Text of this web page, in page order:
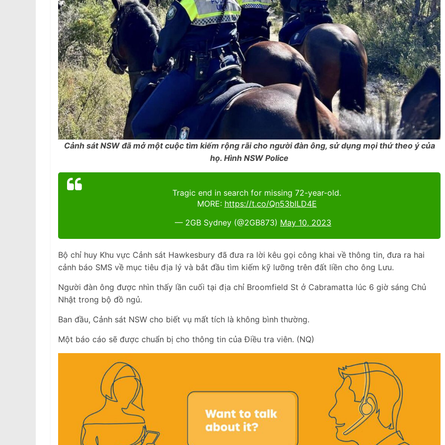
Cảnh sát NSW đã mở một cuộc tìm kiếm rộng rãi cho người đàn ông, sử dụng mọi thứ theo ý của
họ. Hình NSW Police
Tragic end in search for missing 72-year-old.
MORE: https://t.co/Qn53blLD4E
— 2GB Sydney (@2GB873) May 10, 2023
Bộ chỉ huy Khu vực Cảnh sát Hawkesbury đã đưa ra lời kêu gọi công khai về thông tin, đưa ra hai
cảnh báo SMS về mục tiêu địa lý và bắt đầu tìm kiếm kỹ lưỡng trên đất liền cho ông Lưu.
Người đàn ông được nhìn thấy lần cuối tại địa chỉ Broomfield St ở Cabramatta lúc 6 giờ sáng Chủ
Nhật trong bộ đồ ngủ.
Ban đầu, Cảnh sát NSW cho biết vụ mất tích là không bình thường.
Một báo cáo sẽ được chuẩn bị cho thông tin của Điều tra viên. (NQ)